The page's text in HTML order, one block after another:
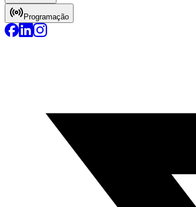
Programação